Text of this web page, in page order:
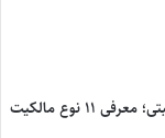
انواع مالکیت املاک در حقوق ثبتی؛ معرفی ۱۱ نوع مالکیت